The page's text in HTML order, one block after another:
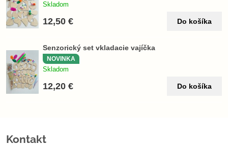
Skladom
12,50 € Do košíka
Senzorický set vkladacie vajíčka
NOVINKA
Skladom
12,20 € Do košíka
Kontakt